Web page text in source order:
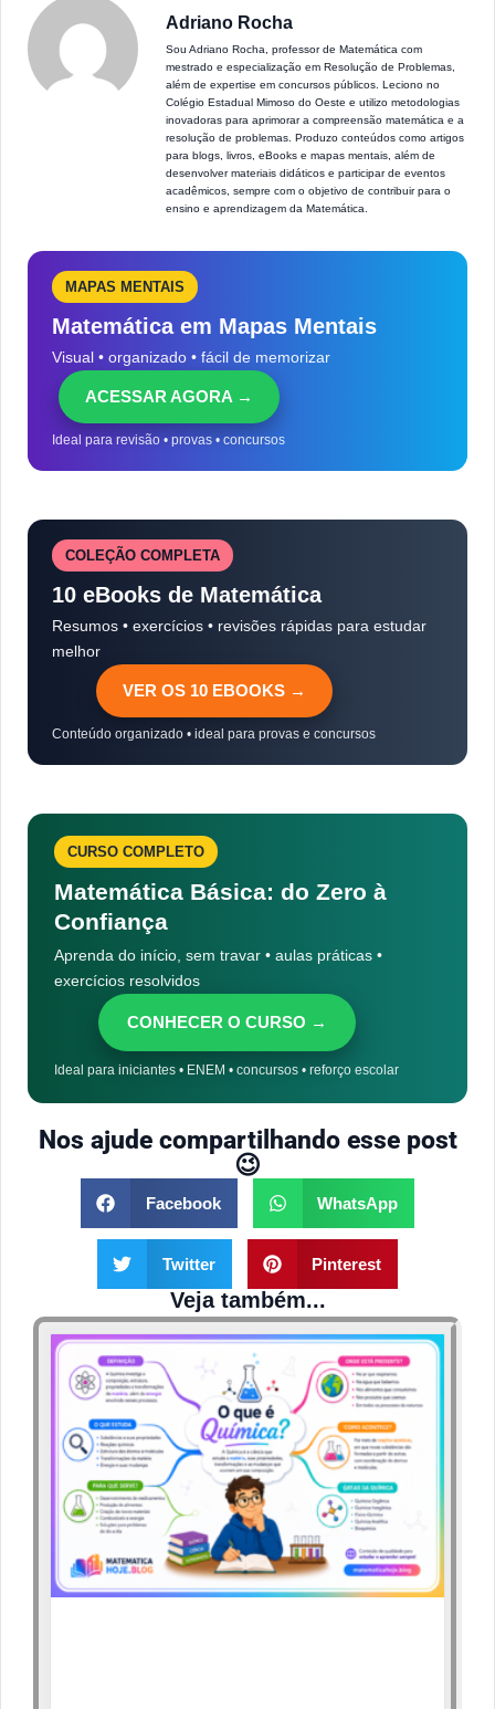
Adriano Rocha
Sou Adriano Rocha, professor de Matemática com
mestrado e especialização em Resolução de Problemas,
além de expertise em concursos públicos. Leciono no
Colégio Estadual Mimoso do Oeste e utilizo metodologias
inovadoras para aprimorar a compreensão matemática e a
resolução de problemas. Produzo conteúdos como artigos
para blogs, livros, eBooks e mapas mentais, além de
desenvolver materiais didáticos e participar de eventos
acadêmicos, sempre com o objetivo de contribuir para o
ensino e aprendizagem da Matemática.
MAPAS MENTAIS
Matemática em Mapas Mentais
Visual • organizado • fácil de memorizar
ACESSAR AGORA →
Ideal para revisão • provas • concursos
COLEÇÃO COMPLETA
10 eBooks de Matemática
Resumos • exercícios • revisões rápidas para estudar
melhor
VER OS 10 EBOOKS →
Conteúdo organizado • ideal para provas e concursos
CURSO COMPLETO
Matemática Básica: do Zero à
Confiança
Aprenda do início, sem travar • aulas práticas •
exercícios resolvidos
CONHECER O CURSO →
Ideal para iniciantes • ENEM • concursos • reforço escolar
Nos ajude compartilhando esse post
😉
Facebook WhatsApp
Twitter Pinterest
Veja também...